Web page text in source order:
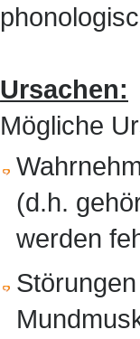
Ursachen:
Mögliche
(d.h.
werden